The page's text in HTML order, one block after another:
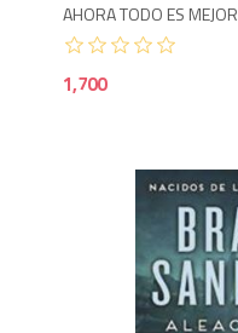
AHORA TODO ES MEJOR
1,700